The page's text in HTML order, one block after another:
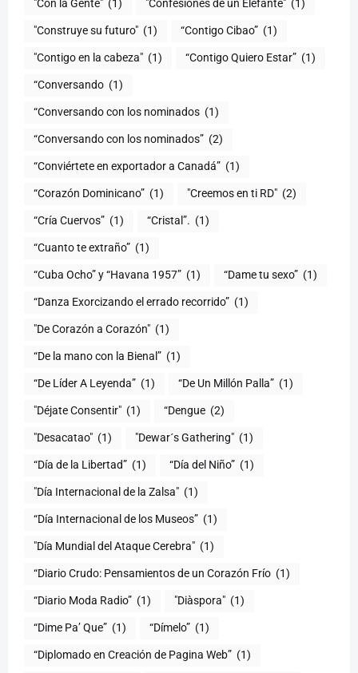
"Con la Gente" (1) "Confesiones de un Elefante" (1)
"Construye su futuro" (1) “Contigo Cibao” (1)
"Contigo en la cabeza" (1) “Contigo Quiero Estar” (1)
“Conversando (1)
“Conversando con los nominados (1)
“Conversando con los nominados” (2)
“Conviértete en exportador a Canadá” (1)
“Corazón Dominicano” (1) "Creemos en ti RD" (2)
“Cría Cuervos” (1) “Cristal”. (1)
“Cuanto te extraño” (1)
“Cuba Ocho” y “Havana 1957” (1) “Dame tu sexo” (1)
“Danza Exorcizando el errado recorrido” (1)
"De Corazón a Corazón" (1)
(1)
“De Líder A Leyenda” (1) “De Un Millón Palla” (1)
"Déjate Consentir" (1) “Dengue (2)
"Desacatao" (1) "Dewar´s Gathering" (1)
(1) “Día del Niño” (1)
"Día Internacional de la Zalsa" (1)
“Día Internacional de los Museos” (1)
"Día Mundial del Ataque Cerebra" (1)
“Diario Crudo: Pensamientos de un Corazón Frío (1)
“Diario Moda Radio” (1) (1)
“Dime Pa’ Que” (1) “Dímelo” (1)
“Diplomado en Creación de Pagina Web” (1)